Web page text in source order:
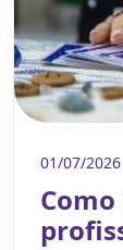
01/07/2026